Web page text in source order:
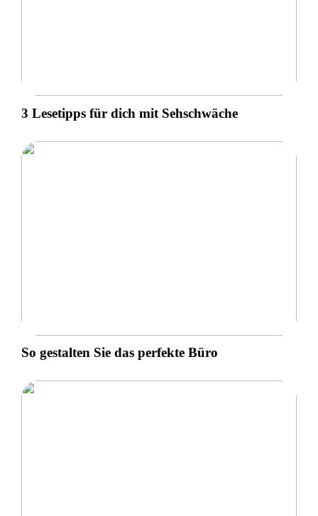
3 Lesetipps für dich mit Sehschwäche
So gestalten Sie das perfekte Büro